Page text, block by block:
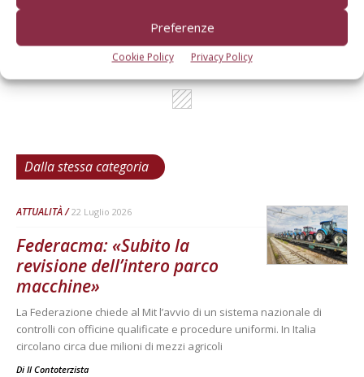
Preferenze
Cookie Policy Privacy Policy
Dalla stessa categoria
ATTUALITÀ 22 Luglio 2026
Federacma: «Subito la
revisione dell’intero parco
macchine»
La Federazione chiede al Mit l’avvio di un sistema nazionale di
controlli con officine qualificate e procedure uniformi. In Italia
circolano circa due milioni di mezzi agricoli
Di Il Contoterzista